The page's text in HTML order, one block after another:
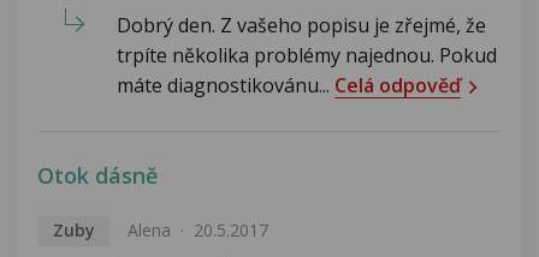
Dobrý den. Z vašeho popisu je zřejmé, že
trpíte několika problémy najednou. Pokud
máte diagnostikovánu... Celá odpověď
Otok dásně
Zuby Alena 20.5.2017